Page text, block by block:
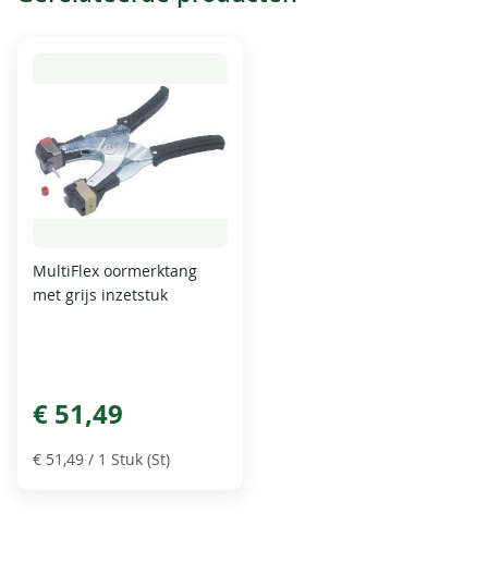
MultiFlex oormerktang
met grijs inzetstuk
€ 51,49
€ 51,49 / 1 Stuk (St)